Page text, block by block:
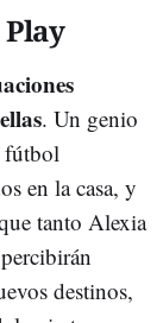
. Un genio
fútbol
en la casa, y
tanto Alexia
destinos,